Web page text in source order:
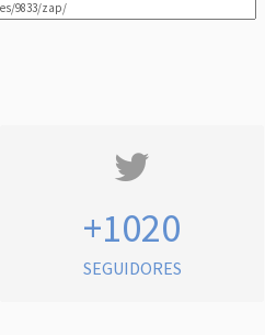
+1020
SEGUIDORES